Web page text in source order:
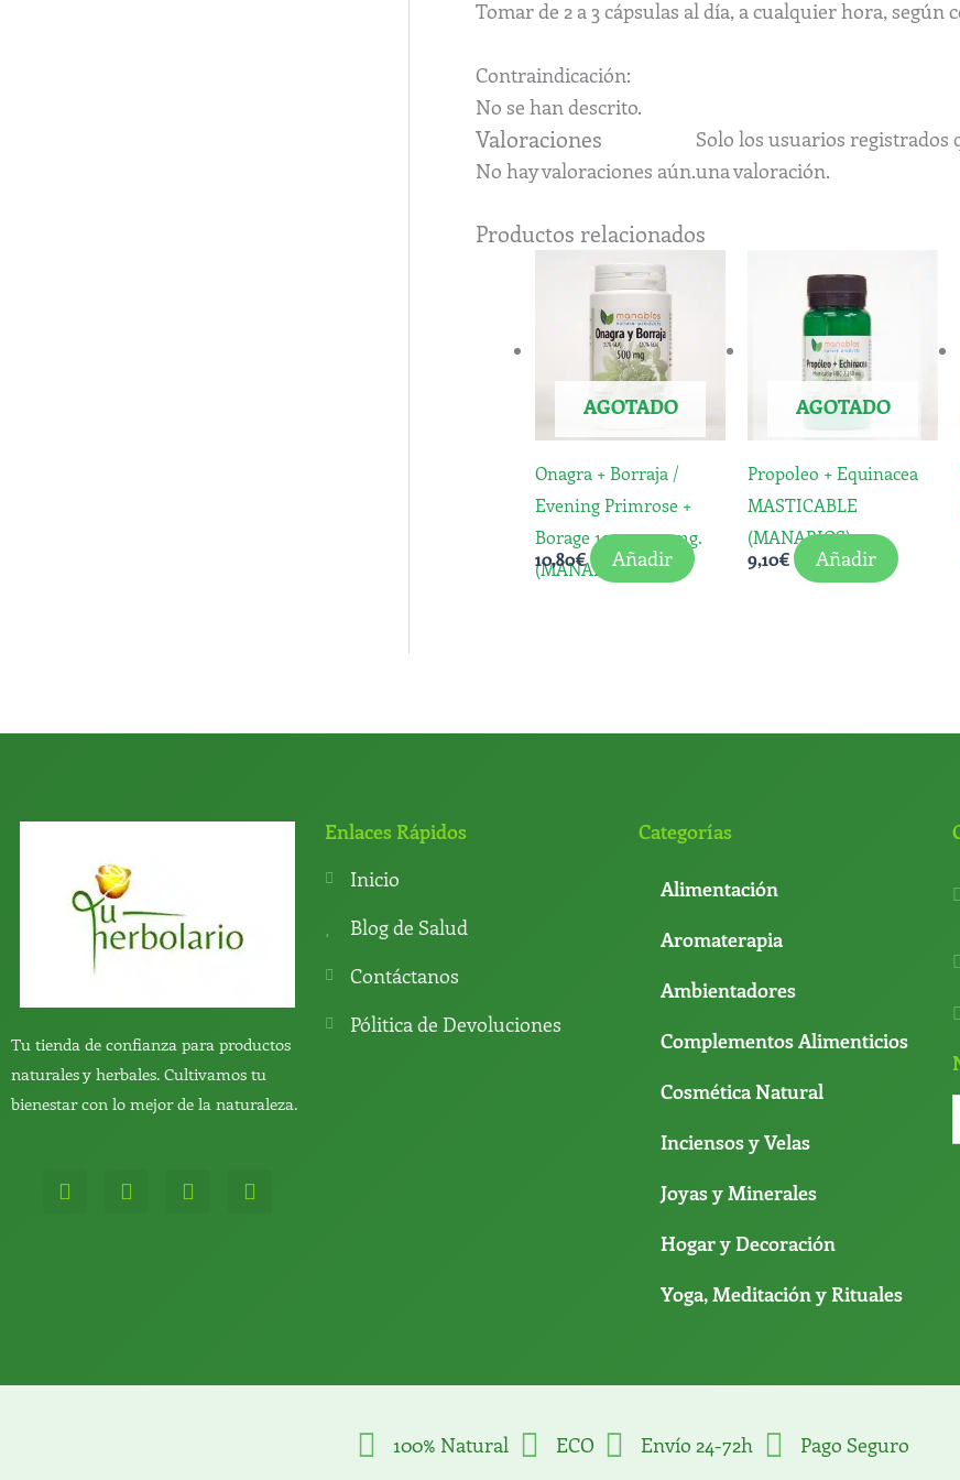
Tomar de 2 a 3 cápsulas al día, a cualquier hora, según
Contraindicación:
No se han descrito.
Valoraciones
No hay valoraciones aún.
Solo los usuarios registrados
una valoración.
Productos relacionados
AGOTADO
Onagra + Borraja /
Evening Primrose +
Borage 100 p. 500mg.
(MANABIOS)
10,80€ Añadir
AGOTADO
Propoleo + Equinacea
MASTICABLE
(MANABIOS)
9,10€ Añadir
Tu tienda de confianza para productos
naturales y herbales. Cultivamos tu
bienestar con lo mejor de la naturaleza.
W
h
T
e
Y
o
T
i
Enlaces Rápidos
Inicio
Blog de Salud
Contáctanos
Pólitica de Devoluciones
Categorías
Alimentación
Aromaterapia
Ambientadores
Complementos Alimenticios
Cosmética Natural
Inciensos y Velas
Joyas y Minerales
Hogar y Decoración
Yoga, Meditación y Rituales
100% Natural ECO Envío 24-72h Pago Seguro